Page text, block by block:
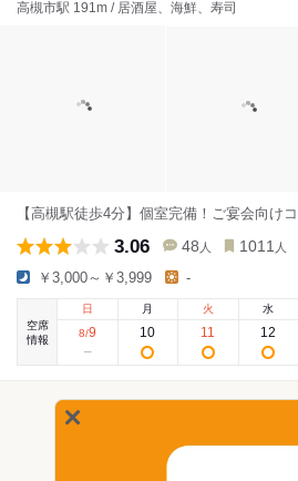
高槻市駅 191m / 居酒屋、海鮮、寿司
【高槻駅徒歩4分】個室完備！ご宴会向け
3.06 48 人 1011 人
￥3,000～￥3,999 -
空席
情報
日
8/9
月
10
火
11
水
12